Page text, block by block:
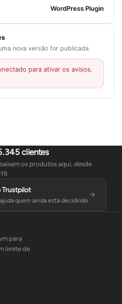
WordPress Plugin
nova versão for publicada.
para ativar os avisos.
clientes
os produtos aqui, desde
Trustpilot
quem ainda está decidindo
para
limite de